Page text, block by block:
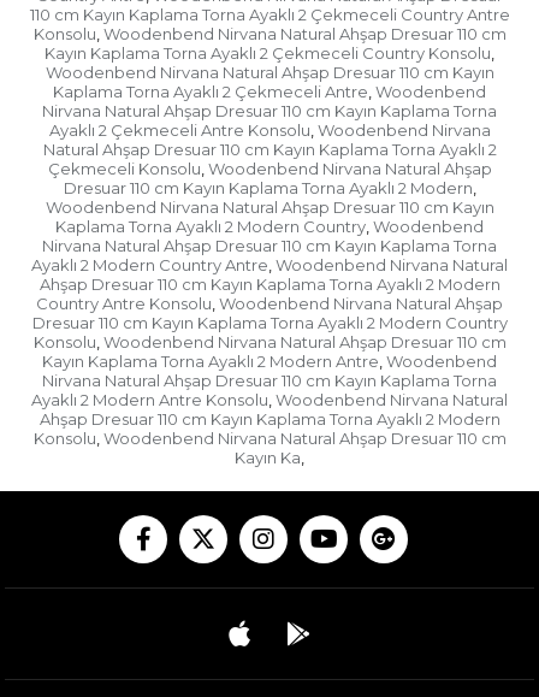
110 cm Kayın Kaplama Torna Ayaklı 2 Çekmeceli Country Antre
Konsolu Woodenbend Nirvana Natural Ahşap Dresuar 110 cm
Kayın Kaplama Torna Ayaklı 2 Çekmeceli Country Konsolu
Woodenbend Nirvana Natural Ahşap Dresuar 110 cm Kayın
Kaplama Torna Ayaklı 2 Çekmeceli Antre Woodenbend
Nirvana Natural Ahşap Dresuar 110 cm Kayın Kaplama Torna
Ayaklı 2 Çekmeceli Antre Konsolu Woodenbend Nirvana
Natural Ahşap Dresuar 110 cm Kayın Kaplama Torna Ayaklı 2
Çekmeceli Konsolu Woodenbend Nirvana Natural Ahşap
Dresuar 110 cm Kayın Kaplama Torna Ayaklı 2 Modern
Woodenbend Nirvana Natural Ahşap Dresuar 110 cm Kayın
Kaplama Torna Ayaklı 2 Modern Country Woodenbend
Nirvana Natural Ahşap Dresuar 110 cm Kayın Kaplama Torna
Ayaklı 2 Modern Country Antre Woodenbend Nirvana Natural
Ahşap Dresuar 110 cm Kayın Kaplama Torna Ayaklı 2 Modern
Country Antre Konsolu Woodenbend Nirvana Natural Ahşap
Dresuar 110 cm Kayın Kaplama Torna Ayaklı 2 Modern Country
Konsolu Woodenbend Nirvana Natural Ahşap Dresuar 110 cm
Kayın Kaplama Torna Ayaklı 2 Modern Antre Woodenbend
Nirvana Natural Ahşap Dresuar 110 cm Kayın Kaplama Torna
Ayaklı 2 Modern Antre Konsolu Woodenbend Nirvana Natural
Ahşap Dresuar 110 cm Kayın Kaplama Torna Ayaklı 2 Modern
Konsolu Woodenbend Nirvana Natural Ahşap Dresuar 110 cm
Kayın Ka